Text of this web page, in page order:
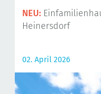
NEU:
Heinersdorf
02. April 2026